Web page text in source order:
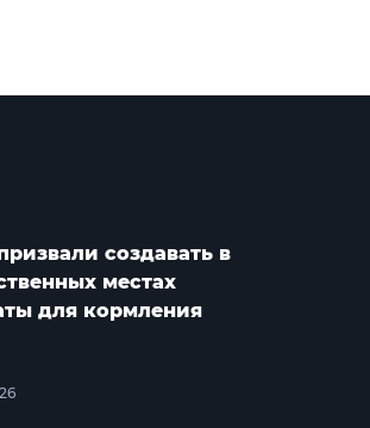
создавать в
местах
для кормления